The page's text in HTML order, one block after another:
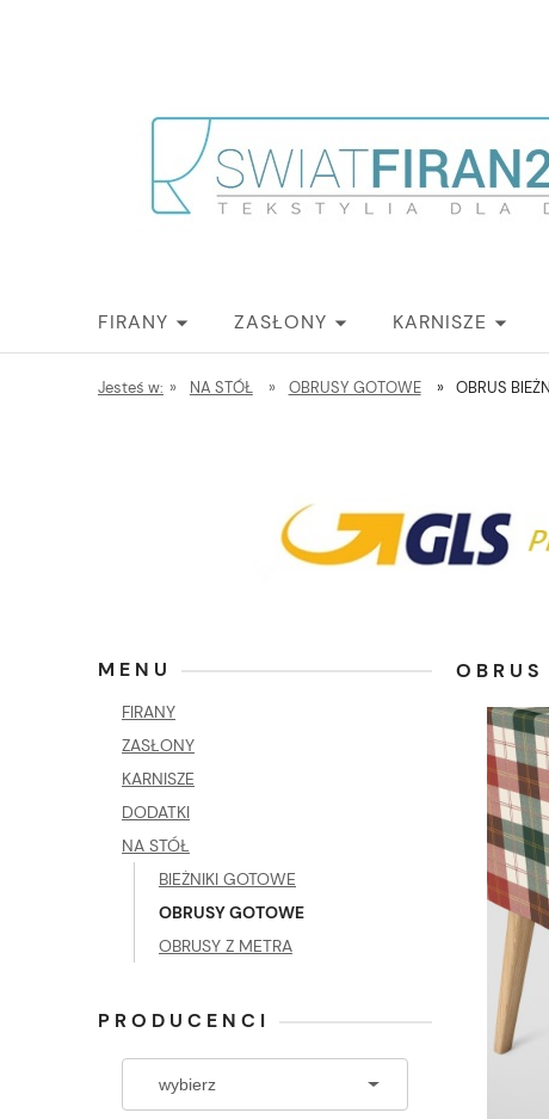
FIRANY ZASŁONY KARNISZE
Jesteś w: » NA STÓŁ » OBRUSY GOTOWE » OBRUS
MENU
FIRANY
ZASŁONY
KARNISZE
DODATKI
NA STÓŁ
BIEŻNIKI GOTOWE
OBRUSY GOTOWE
OBRUSY Z METRA
PRODUCENCI